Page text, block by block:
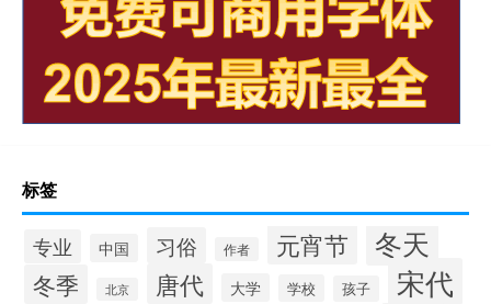
标签
专业 中国 习俗 作者 元宵节 冬天
冬季 北京 唐代 大学 学校 孩子 宋代